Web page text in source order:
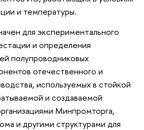
и температуры.
для экспериментального
и определения
полупроводниковых
отечественного и
используемых в стойкой
и создаваемой
Минпромторга,
и другими структурами для